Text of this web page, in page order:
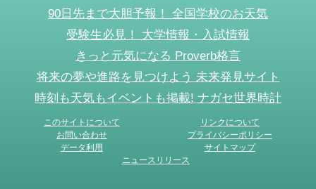
90日先まで大胆予報！ 全国学校のお天気
受験生必見！ 大学情報・入試情報
きっと元気になる Proverb格言
将来の夢や進路を見つけよう 未来発見サイト
時刻も天気もイベントも掲載! ナガセ世界時計
このサイトについて
リンクについて
お問い合わせ
プライバシーポリシー
データ利用
サイトマップ
ニュースリリース